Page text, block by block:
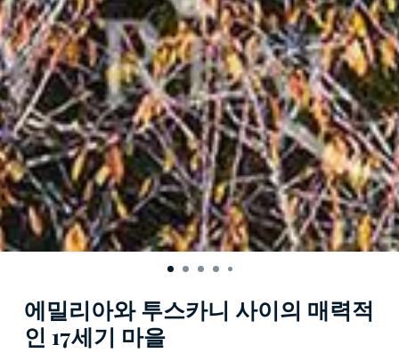
에밀리아와 투스카니 사이의 매력적
인 17세기 마을